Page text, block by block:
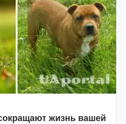
жизнь вашей